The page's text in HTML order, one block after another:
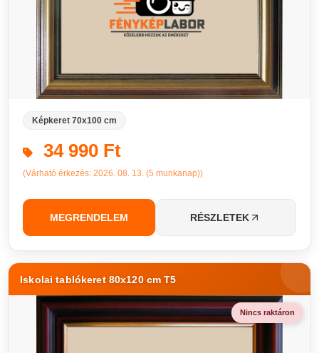
Képkeret 70x100 cm
34 990 Ft
(Várható érkezés: 2026. 08. 13. (5 munkanap))
MEGRENDELEM RÉSZLETEK
Iskolai tablókeret 80x120 cm T5
Nincs raktáron